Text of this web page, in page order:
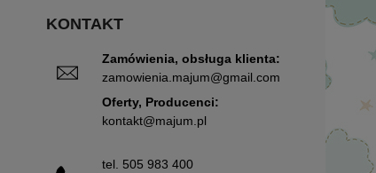
KONTAKT
Zamówienia, obsługa klienta:
zamowienia.majum@gmail.com
Oferty, Producenci:
kontakt@majum.pl
tel. 505 983 400